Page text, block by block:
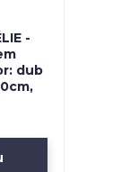
-
dub